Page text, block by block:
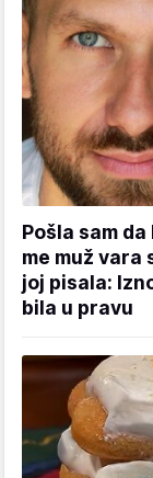
Pošla sam
me muž vara
joj pisala:
bila u pravu